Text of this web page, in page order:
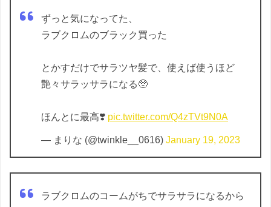
ずっと気になってた、
ラブクロムのブラック買った
とかすだけでサラツヤ髪で、使えば使うほど
艶々サラッサラになる🥺
ほんとに最高❣️ pic.twitter.com/Q4zTVt9N0A
— まりな (@twinkle__0616) January 19, 2023
ラブクロムのコームがちでサラサラになるから